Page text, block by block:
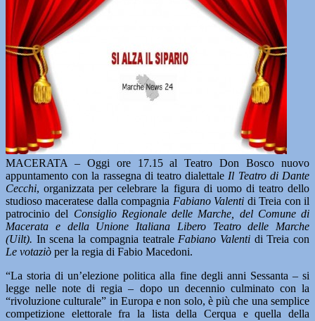
MACERATA – Oggi ore 17.15 al Teatro Don Bosco nuovo
appuntamento con la rassegna di teatro dialettale Il Teatro di Dante
Cecchi, organizzata per celebrare la figura di uomo di teatro dello
studioso maceratese dalla compagnia Fabiano Valenti di Treia con il
patrocinio del Consiglio Regionale delle Marche, del Comune di
Macerata e della Unione Italiana Libero Teatro delle Marche
(Uilt). In scena la compagnia teatrale Fabiano Valentidi Treia con
Le votaziò per la regia di Fabio Macedoni.
“La storia di un’elezione politica alla fine degli anni Sessanta – si
legge nelle note di regia – dopo un decennio culminato con la
“rivoluzione culturale” in Europa e non solo, è più che una semplice
competizione elettorale fra la lista della Cerqua e quella della